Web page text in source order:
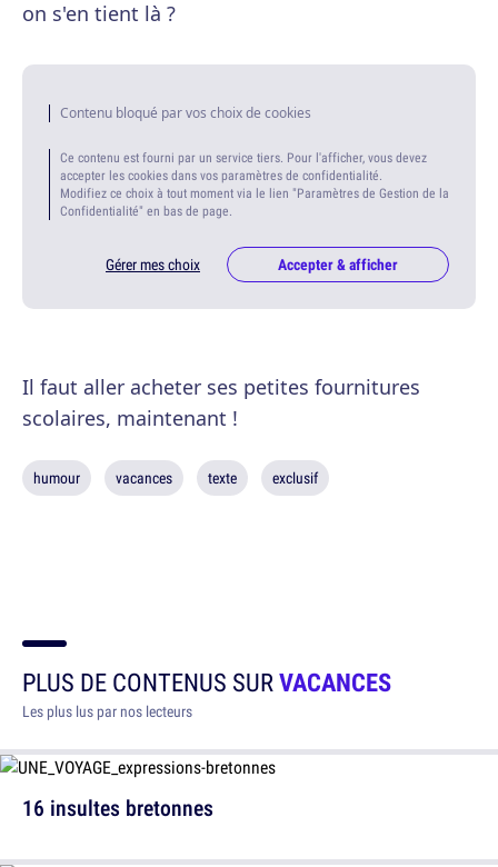
on s'en tient là ?
Contenu bloqué par vos choix de cookies
Ce contenu est fourni par un service tiers. Pour l'afficher, vous devez
accepter les cookies dans vos paramètres de confidentialité.
Modifiez ce choix à tout moment via le lien "Paramètres de Gestion de la
Confidentialité" en bas de page.
Gérer mes choix Accepter & afficher
Il faut aller acheter ses petites fournitures
scolaires, maintenant !
humour vacances texte exclusif
PLUS DE CONTENUS SURVACANCES
Les plus lus par nos lecteurs
16 insultes bretonnes